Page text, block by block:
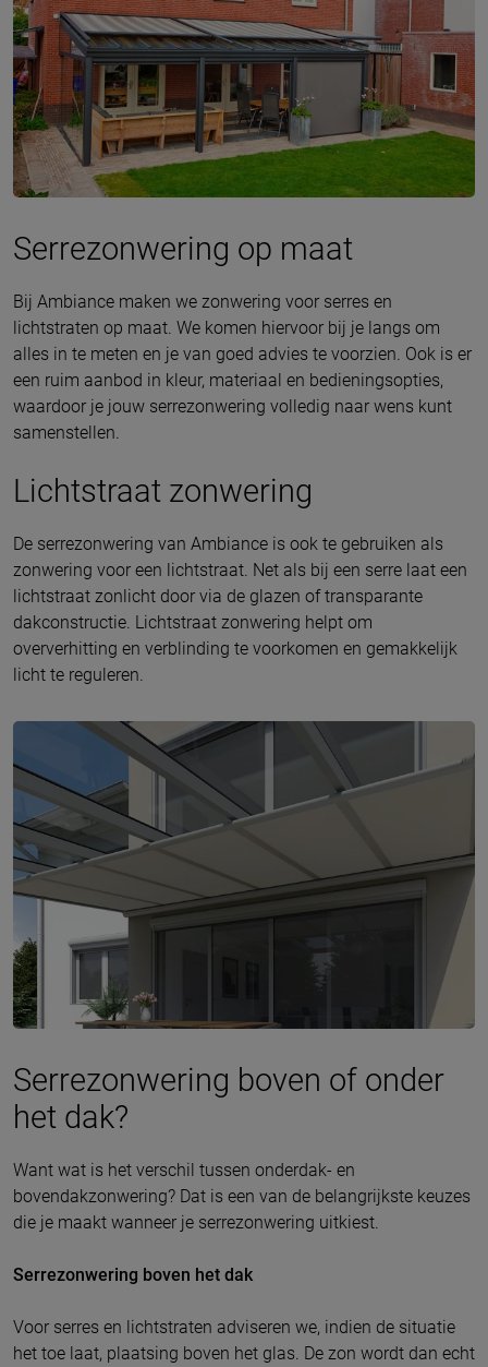
Serrezonwering op maat
Bij Ambiance maken we zonwering voor serres en
lichtstraten op maat. We komen hiervoor bij je langs om
alles in te meten en je van goed advies te voorzien. Ook is er
een ruim aanbod in kleur, materiaal en bedieningsopties,
waardoor je jouw serrezonwering volledig naar wens kunt
samenstellen.
Lichtstraat zonwering
De serrezonwering van Ambiance is ook te gebruiken als
zonwering voor een lichtstraat. Net als bij een serre laat een
lichtstraat zonlicht door via de glazen of transparante
dakconstructie. Lichtstraat zonwering helpt om
oververhitting en verblinding te voorkomen en gemakkelijk
licht te reguleren.
Serrezonwering boven of onder
het dak?
Want wat is het verschil tussen onderdak- en
bovendakzonwering? Dat is een van de belangrijkste keuzes
die je maakt wanneer je serrezonwering uitkiest.
Serrezonwering boven het dak
Voor serres en lichtstraten adviseren we, indien de situatie
het toe laat, plaatsing boven het glas. De zon wordt dan echt